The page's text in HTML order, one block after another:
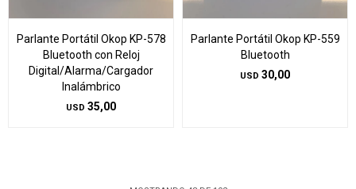
Parlante Portátil Okop KP-578
Bluetooth con Reloj
Digital/Alarma/Cargador
Inalámbrico
USD 35,00
Parlante Portátil Okop KP-559
Bluetooth
USD 30,00